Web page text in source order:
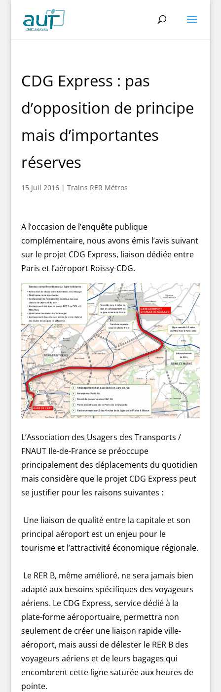
CDG Express : pas
d’opposition de principe
mais d’importantes
réserves
15 Juil 2016| Trains RER Métros
A l’occasion de l’enquête publique
complémentaire, nous avons émis l’avis suivant
sur le projet CDG Express, liaison dédiée entre
Paris et l’aéroport Roissy-CDG.
L’Association des Usagers des Transports /
FNAUT Ile-de-France se préoccupe
principalement des déplacements du quotidien
mais considère que le projet CDG Express peut
se justifier pour les raisons suivantes :
Une liaison de qualité entre la capitale et son
principal aéroport est un enjeu pour le
tourisme et l’attractivité économique régionale.
Le RER B, même amélioré, ne sera jamais bien
adapté aux besoins spécifiques des voyageurs
aériens. Le CDG Express, service dédié à la
plate-forme aéroportuaire, permettra non
seulement de créer une liaison rapide ville-
aéroport, mais aussi de délester le RER B des
voyageurs aériens et de leurs bagages qui
encombrent cette ligne saturée aux heures de
pointe.